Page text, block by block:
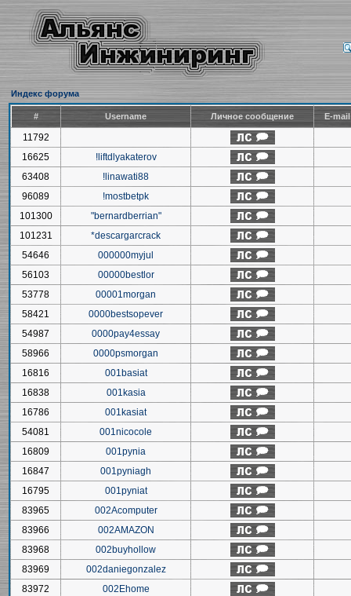
Индекс форума
# Username Личное сообщение E-
11792
16625
!liftdlyakaterov
63408
!linawati88
96089
!mostbetpk
101300
"bernardberrian"
101231
*descargarcrack
54646
000000myjul
56103
00000bestlor
53778
00001morgan
58421
0000bestsopever
54987
0000pay4essay
58966
0000psmorgan
16816
001basiat
16838
001kasia
16786
001kasiat
54081
001nicocole
16809
001pynia
16847
001pyniagh
16795
001pyniat
83965
002Acomputer
83966
002AMAZON
83968
002buyhollow
83969
002daniegonzalez
83972
002Ehome